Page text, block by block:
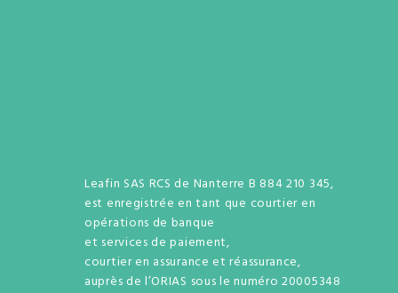
Leafin SAS RCS de Nanterre B 884 210 345,
est enregistrée en tant que courtier en
opérations de banque
et services de paiement,
courtier en assurance et réassurance,
auprès de l’ORIAS sous le numéro 20005348